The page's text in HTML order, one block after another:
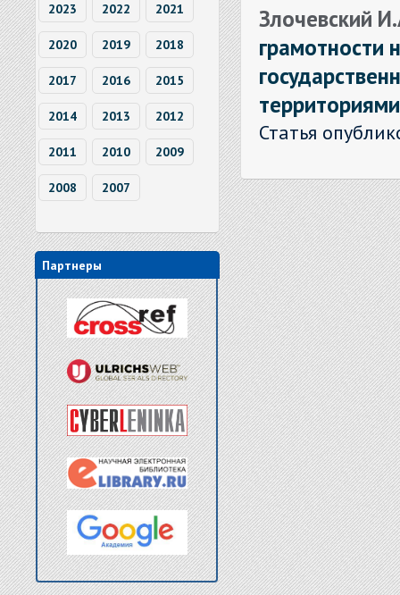
2023 2022 2021
2020 2019 2018
2017 2016 2015
2014 2013 2012
2011 2010 2009
2008 2007
Партнеры
Злочевский
грамотности
территориями
Статья